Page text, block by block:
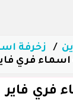
زخرفة
اسماء فري
فري فاير